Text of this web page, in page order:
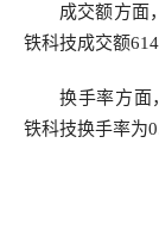
成交额方面
铁科技成交额
换手率方面
铁科技换手率为